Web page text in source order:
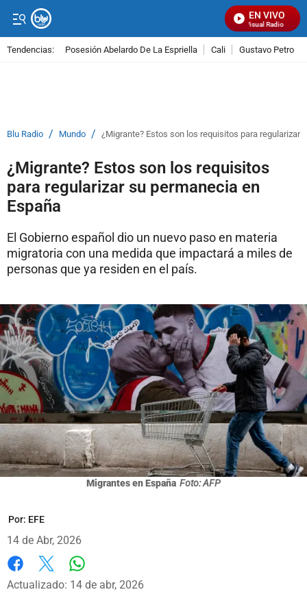
EN VIVO
Señal Visual Radio
Tendencias: Posesión Abelardo De La Espriella Cali Gustavo Petro
Blu Radio / Mundo / ¿Migrante? Estos son los requisitos para regularizar
¿Migrante? Estos son los requisitos
para regularizar su permanecia en
España
El Gobierno español dio un nuevo paso en materia
migratoria con una medida que impactará a miles de
personas que ya residen en el país.
Migrantes en España Foto: AFP
Por: EFE
14 de Abr, 2026
Facebook
X
Actualizado: 14 de abr, 2026